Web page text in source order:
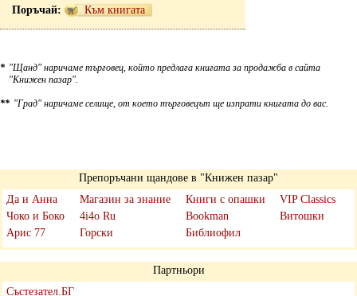
Към книгата
* "Щанд" наричаме търговец, който предлага книгата за продажба в сайта
"Книжен пазар".
** "Град" наричаме селище, от което търговецът ще изпрати книгата до вас.
Препоръчани щандове в "Книжен пазар"
Да и Анна
Чоко и Боко
Арис 77
Магазин за знание
4i4o Ru
Горски
Книги с опашки
Bookman
Библиофил
VIP Classics
Витошки
Партньори
Състезател.БГ